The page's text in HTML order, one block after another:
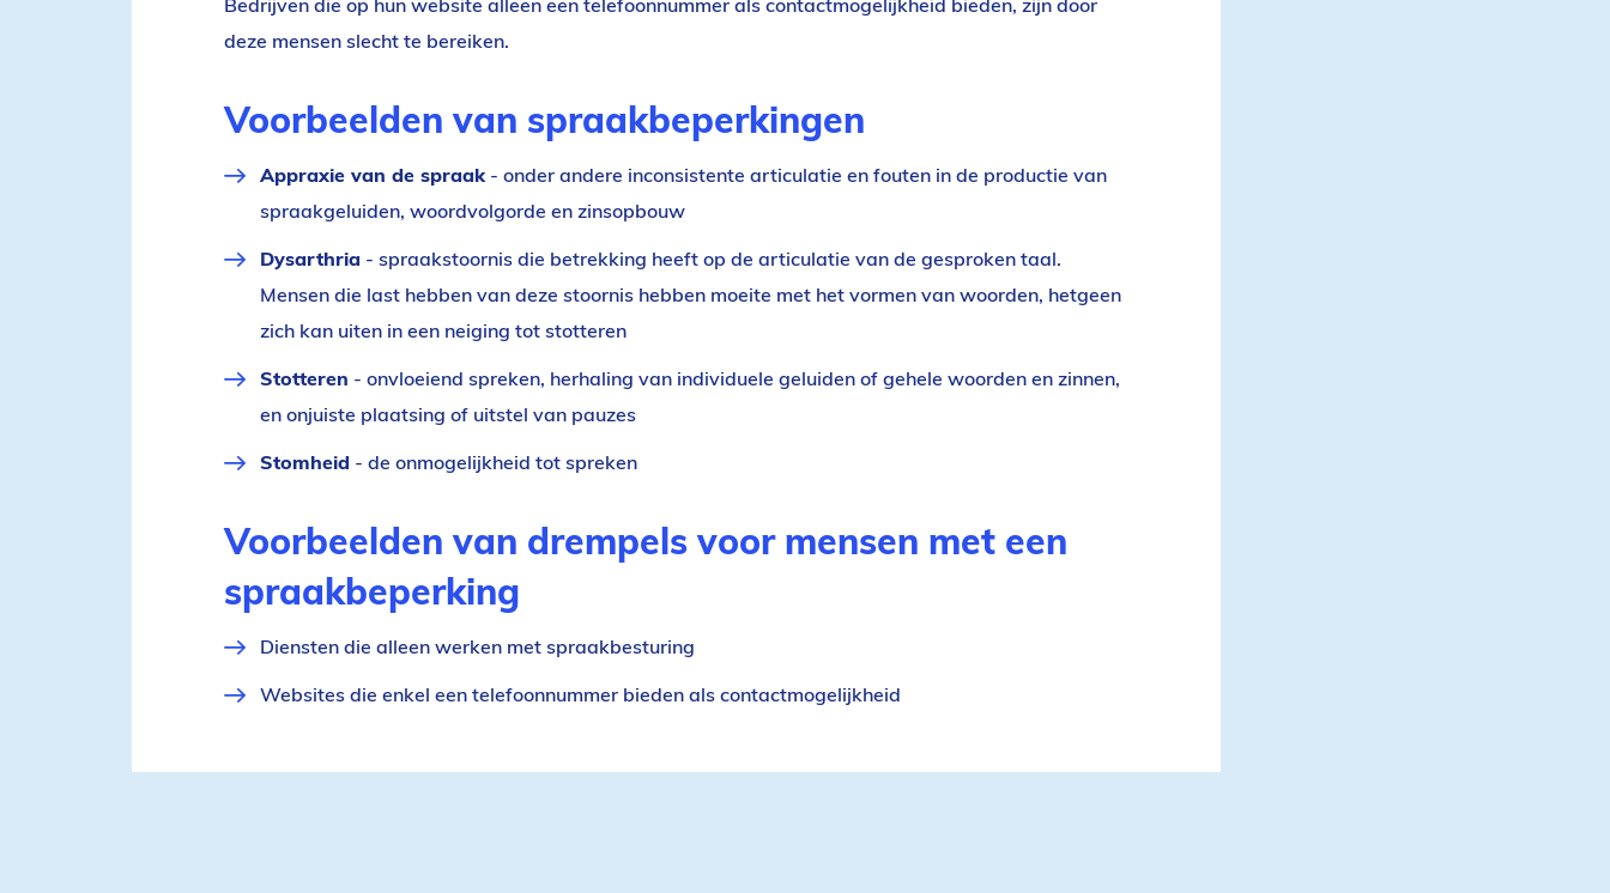
Bedrijven die op hun website alleen een telefoonnummer als contactmogelijkheid bieden, zijn door
deze mensen slecht te bereiken.
Voorbeelden van spraakbeperkingen
Appraxie van de spraak- onder andere inconsistente articulatie en fouten in de productie van
spraakgeluiden, woordvolgorde en zinsopbouw
Dysarthria- spraakstoornisdie betrekking heeft op de articulatie van de gesproken taal.
Mensen die last hebben van deze stoornis hebben moeite met het vormen van woorden, hetgeen
zich kan uiten in een neiging tot stotteren
Stotteren - onvloeiend spreken, herhaling van individuele geluiden of gehele woorden en zinnen,
en onjuiste plaatsing of uitstel van pauzes
Stomheid- de onmogelijkheid tot spreken
Voorbeelden van drempels voor mensen met een
spraakbeperking
Diensten die alleen werken met spraakbesturing
Websites die enkel een telefoonnummer bieden als contactmogelijkheid